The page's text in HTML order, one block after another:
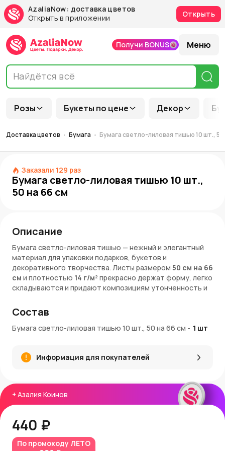
AzaliaNow: доставка цветов
Открыть в приложении
Открыть
Розы Букеты по цене Декор
Получи BONUS Меню
Доставка цветов Бумага Бумага светло-лиловая тишью 10 шт., 50
Заказали 129 раз
Бумага светло-лиловая тишью 10 шт.,
50 на 66 см
+ Азалия Коинов
440 ₽
По промокоду ЛЕТО
Описание
Бумага светло-лиловая тишью — нежный и элегантный
материал для упаковки подарков, букетов и
декоративного творчества. Листы размером 50 см на 66
см и плотностью 14 г/м² прекрасно держат форму, легко
складываются и придают композициям утонченность и
романтичные нотки, идеально подходит для
флористических работ, оформления hand-made изделий
и стильных подарков.
ШтрихКод: 4627197631808
Длина: 66 см
Ширина: 50 см
Материал
Страна производитель
Преимущества товара:
Состав
Бумага светло-лиловая тишью 10 шт., 50 на 66 см - 1 шт
Информация для покупателей